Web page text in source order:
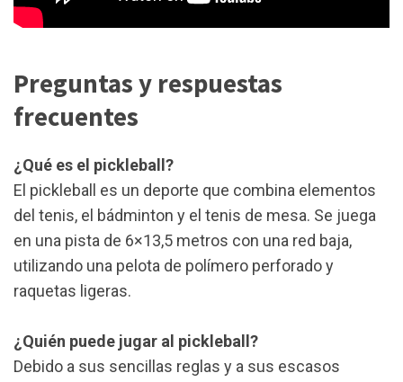
Preguntas y respuestas
frecuentes
¿Qué es el pickleball?
El pickleball es un deporte que combina elementos
del tenis, el bádminton y el tenis de mesa. Se juega
en una pista de 6×13,5 metros con una red baja,
utilizando una pelota de polímero perforado y
raquetas ligeras.
¿Quién puede jugar al pickleball?
Debido a sus sencillas reglas y a sus escasos